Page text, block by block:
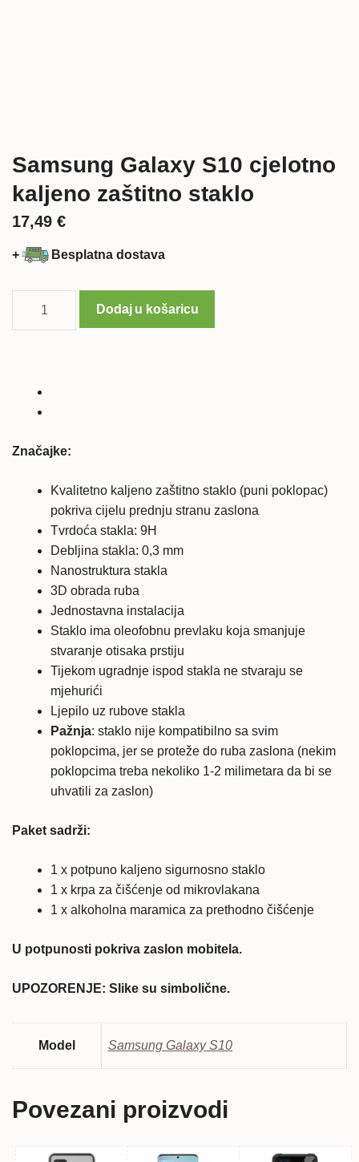
Samsung Galaxy S10 cjelotno
kaljeno zaštitno staklo
17,49 €
+ Besplatna dostava
Dodaj u košaricu
Značajke:
Kvalitetno kaljeno zaštitno staklo (puni poklopac)
pokriva cijelu prednju stranu zaslona
Tvrdoća stakla: 9H
Debljina stakla: 0,3 mm
Nanostruktura stakla
3D obrada ruba
Jednostavna instalacija
Staklo ima oleofobnu prevlaku koja smanjuje
stvaranje otisaka prstiju
Tijekom ugradnje ispod stakla ne stvaraju se
mjehurići
Ljepilo uz rubove stakla
Pažnja: staklo nije kompatibilno sa svim
poklopcima, jer se proteže do ruba zaslona (nekim
poklopcima treba nekoliko 1-2 milimetara da bi se
uhvatili za zaslon)
Paket sadrži:
1 x potpuno kaljeno sigurnosno staklo
1 x krpa za čišćenje od mikrovlakana
1 x alkoholna maramica za prethodno čišćenje
U potpunosti pokriva zaslon mobitela.
UPOZORENJE: Slike su simbolične.
Model Samsung Galaxy S10
Povezani proizvodi